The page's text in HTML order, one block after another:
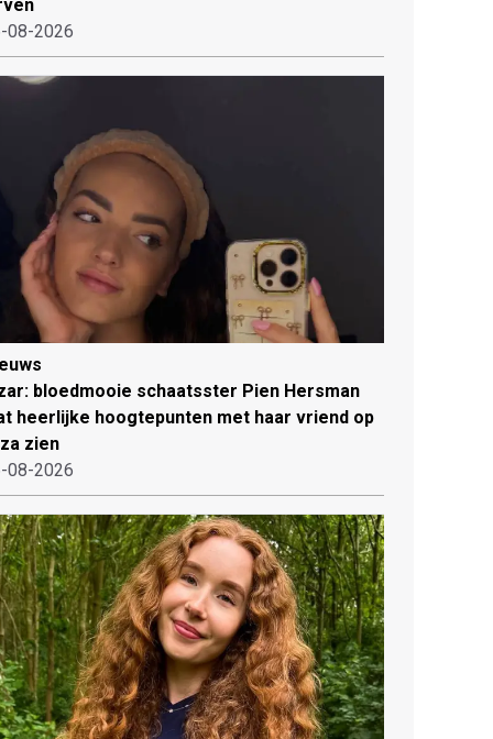
08-2026
bloedmooie schaatsster Pien Hersman
heerlijke hoogtepunten met haar vriend op
zien
08-2026